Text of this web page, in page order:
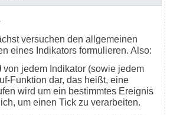
versuchen den allgemeinen
eines Indikators formulieren. Also:
von jedem Indikator (sowie jedem
Funktion dar, das heißt, eine
wird um ein bestimmtes Ereignis
um einen Tick zu verarbeiten.